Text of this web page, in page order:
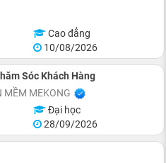
Cao đẳng
10/08/2026
Sóc Khách Hàng
MỀM MEKONG
Đại học
28/09/2026